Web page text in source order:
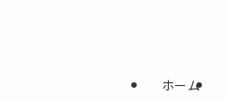
ホーム